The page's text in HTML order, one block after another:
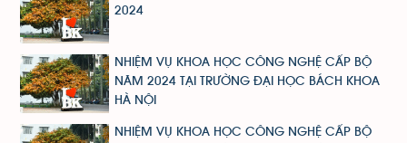
2024
NHIỆM VỤ KHOA HỌC CÔNG NGHỆ CẤP BỘ
NĂM 2024 TẠI TRƯỜNG ĐẠI HỌC BÁCH KHOA
HÀ NỘI
NHIỆM VỤ KHOA HỌC CÔNG NGHỆ CẤP BỘ